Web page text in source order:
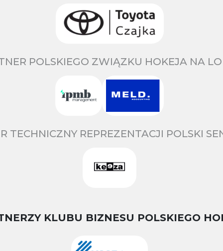
POLSKIEGO ZWIĄZKU HOKEJA NA
TECHNICZNY REPREZENTACJI POLSKI
KLUBU BIZNESU POLSKIEGO